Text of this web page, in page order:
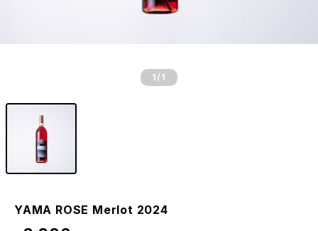
1 /1
YAMA ROSE Merlot 2024